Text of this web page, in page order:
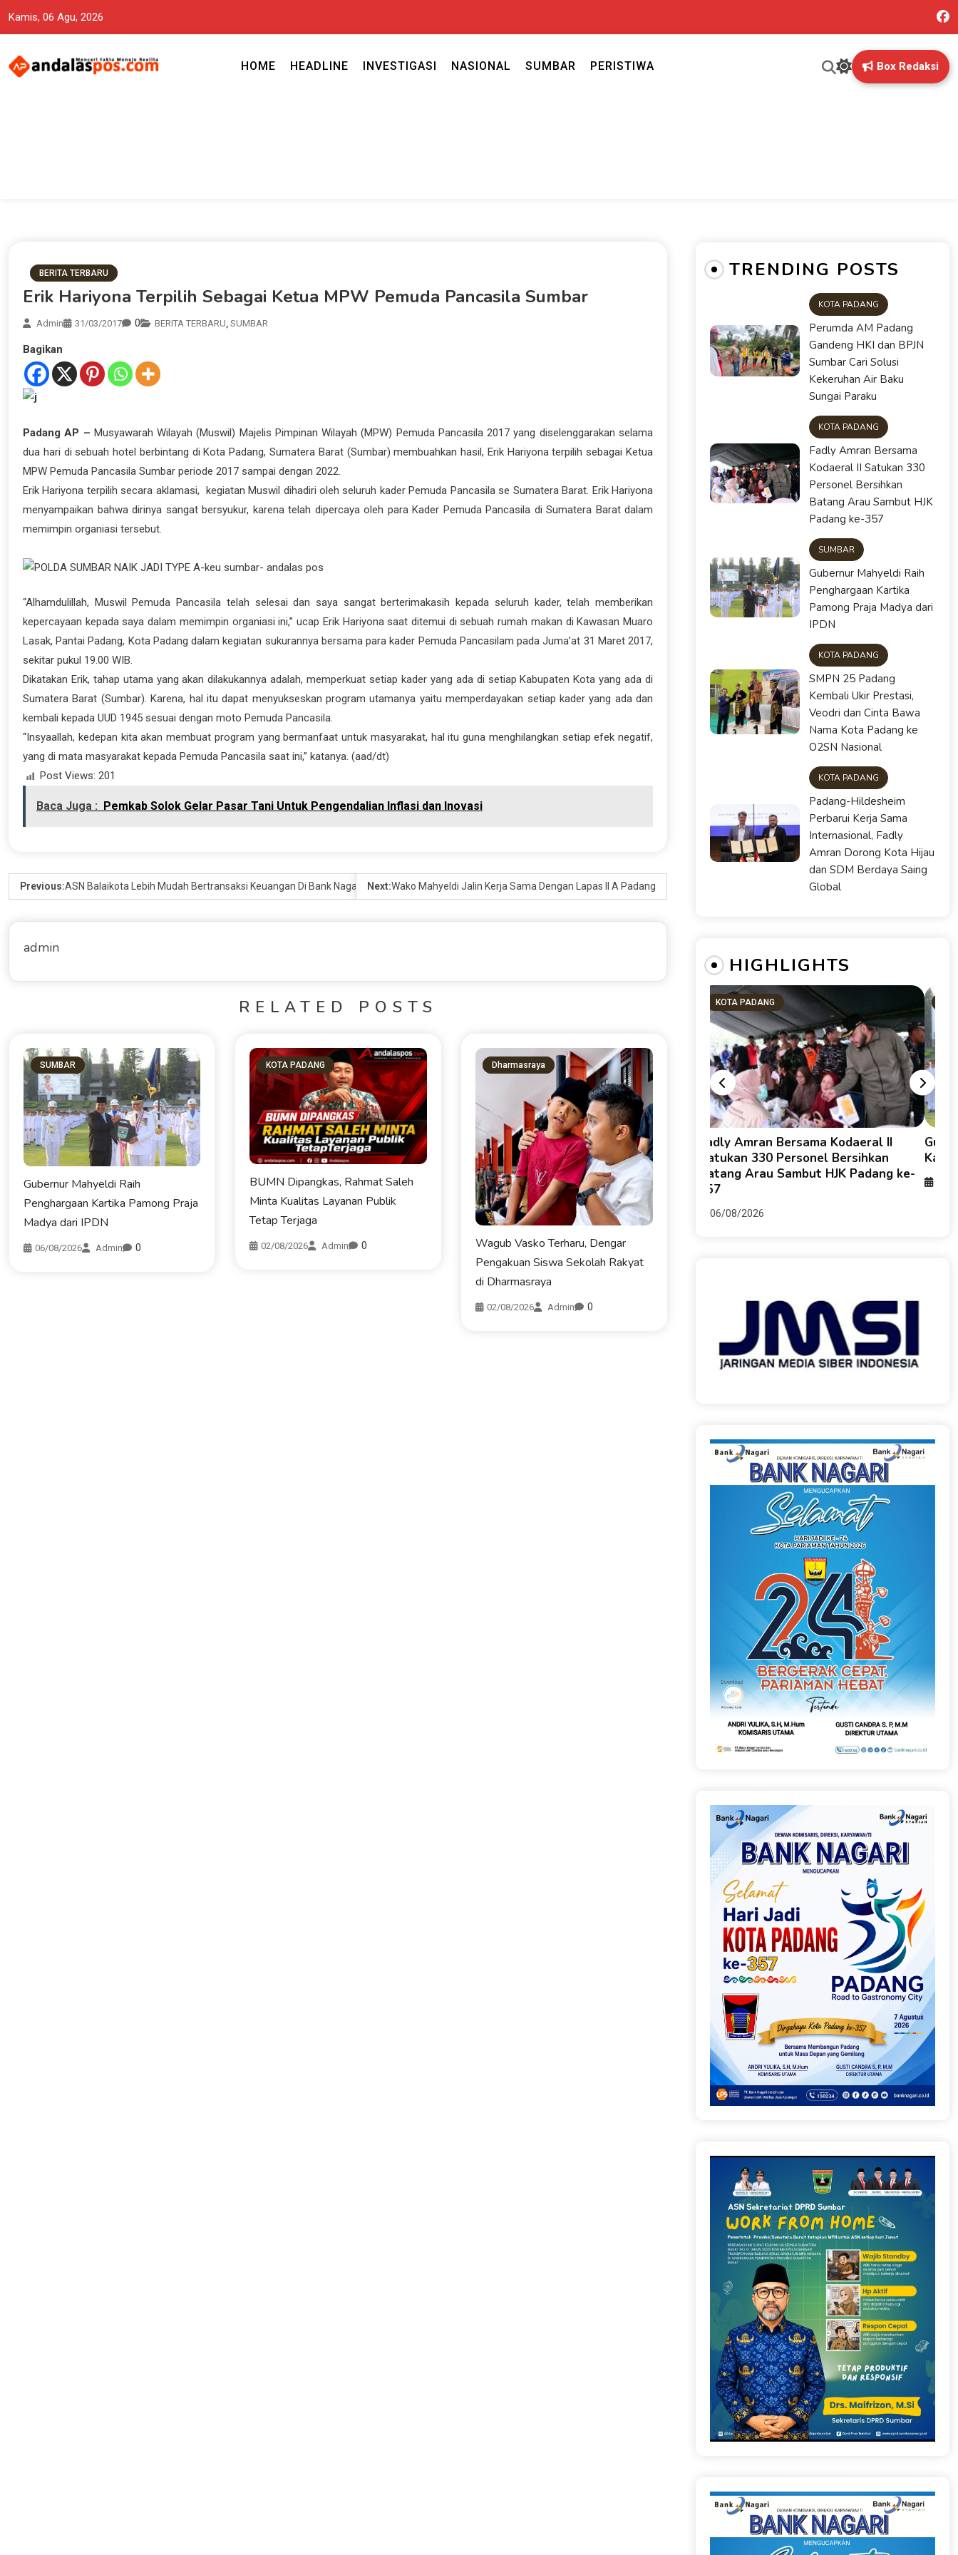
Kamis, 06 Agu, 2026
HOME HEADLINE INVESTIGASI NASIONAL SUMBAR PERISTIWA Box Redaksi
BERITA TERBARU
Erik Hariyona Terpilih Sebagai Ketua MPW Pemuda Pancasila Sumbar
Admin 31/03/2017 0 BERITA TERBARU, SUMBAR
Bagikan
Padang AP – Musyawarah Wilayah (Muswil) Majelis Pimpinan Wilayah (MPW) Pemuda Pancasila 2017 yang diselenggarakan selama
dua hari di sebuah hotel berbintang di Kota Padang, Sumatera Barat (Sumbar) membuahkan hasil, Erik Hariyona terpilih sebagai Ketua
MPW Pemuda Pancasila Sumbar periode 2017 sampai dengan 2022.
Erik Hariyona terpilih secara aklamasi, kegiatan Muswil dihadiri oleh seluruh kader Pemuda Pancasila se Sumatera Barat. Erik Hariyona
menyampaikan bahwa dirinya sangat bersyukur, karena telah dipercaya oleh para Kader Pemuda Pancasila di Sumatera Barat dalam
memimpin organiasi tersebut.
“Alhamdulillah, Muswil Pemuda Pancasila telah selesai dan saya sangat berterimakasih kepada seluruh kader, telah memberikan
kepercayaan kepada saya dalam memimpin organiasi ini,” ucap Erik Hariyona saat ditemui di sebuah rumah makan di Kawasan Muaro
Lasak, Pantai Padang, Kota Padang dalam kegiatan sukurannya bersama para kader Pemuda Pancasilam pada Juma’at 31 Maret 2017,
sekitar pukul 19.00 WIB.
Dikatakan Erik, tahap utama yang akan dilakukannya adalah, memperkuat setiap kader yang ada di setiap Kabupaten Kota yang ada di
Sumatera Barat (Sumbar). Karena, hal itu dapat menyukseskan program utamanya yaitu memperdayakan setiap kader yang ada dan
kembali kepada UUD 1945 sesuai dengan moto Pemuda Pancasila.
“Insyaallah, kedepan kita akan membuat program yang bermanfaat untuk masyarakat, hal itu guna menghilangkan setiap efek negatif,
yang di mata masyarakat kepada Pemuda Pancasila saat ini,” katanya. (aad/dt)
Post Views: 201
Baca Juga : Pemkab Solok Gelar Pasar Tani Untuk Pengendalian Inflasi dan Inovasi
Previous:ASN Balaikota Lebih Mudah Bertransaksi Keuangan Di Bank Nagari Next:Wako Mahyeldi Jalin Kerja Sama Dengan Lapas II A Padang
admin
RELATED POSTS
SUMBAR
Gubernur Mahyeldi Raih
Penghargaan Kartika Pamong Praja
Madya dari IPDN
06/08/2026 Admin 0
KOTA PADANG
BUMN Dipangkas, Rahmat Saleh
Minta Kualitas Layanan Publik
Tetap Terjaga
02/08/2026 Admin 0
Dharmasraya
Wagub Vasko Terharu, Dengar
Pengakuan Siswa Sekolah Rakyat
di Dharmasraya
02/08/2026 Admin 0
TRENDING POSTS
KOTA PADANG
Perumda AM Padang
Gandeng HKI dan BPJN
Sumbar Cari Solusi
Kekeruhan Air Baku
Sungai Paraku
KOTA PADANG
Fadly Amran Bersama
Kodaeral II Satukan 330
Personel Bersihkan
Batang Arau Sambut HJK
Padang ke-357
SUMBAR
Gubernur Mahyeldi Raih
Penghargaan Kartika
Pamong Praja Madya dari
IPDN
KOTA PADANG
SMPN 25 Padang
Kembali Ukir Prestasi,
Veodri dan Cinta Bawa
Nama Kota Padang ke
O2SN Nasional
KOTA PADANG
Padang-Hildesheim
Perbarui Kerja Sama
Internasional, Fadly
Amran Dorong Kota Hijau
dan SDM Berdaya Saing
Global
HIGHLIGHTS
Perumda AM Padang Gandeng HKI dan
BPJN Sumbar Cari Solusi Kekeruhan
Air Baku Sungai Paraku
06/08/2026
KOTA PADANG
Fadly Amran Bersama Kodaeral II
Satukan 330 Personel Bersihkan
Batang Arau Sambut HJK Padang ke-
357
06/08/2026